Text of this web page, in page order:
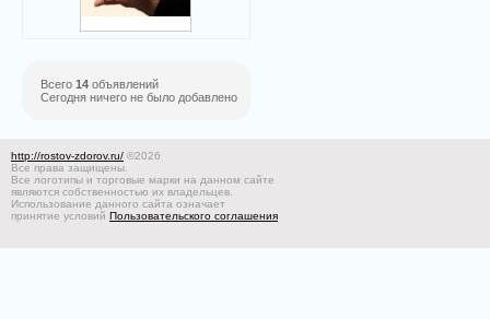
Всего 14 объявлений
Сегодня ничего не было добавлено
http://rostov-zdorov.ru/ ©2026
Все права защищены.
Все логотипы и торговые марки на данном сайте
являются собственностью их владельцев.
Использование данного сайта означает
принятие условий Пользовательского соглашения